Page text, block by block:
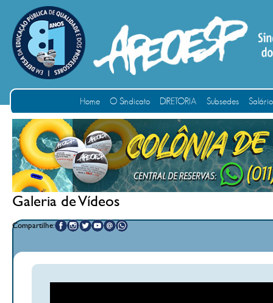
Home O Sindicato DIRETORIA Subsedes
Galeria de Vídeos
Compartilhe: